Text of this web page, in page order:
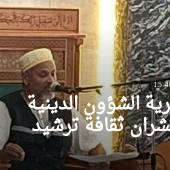
الشؤون الدينية
ثقافة ترشيد
بالمساجد